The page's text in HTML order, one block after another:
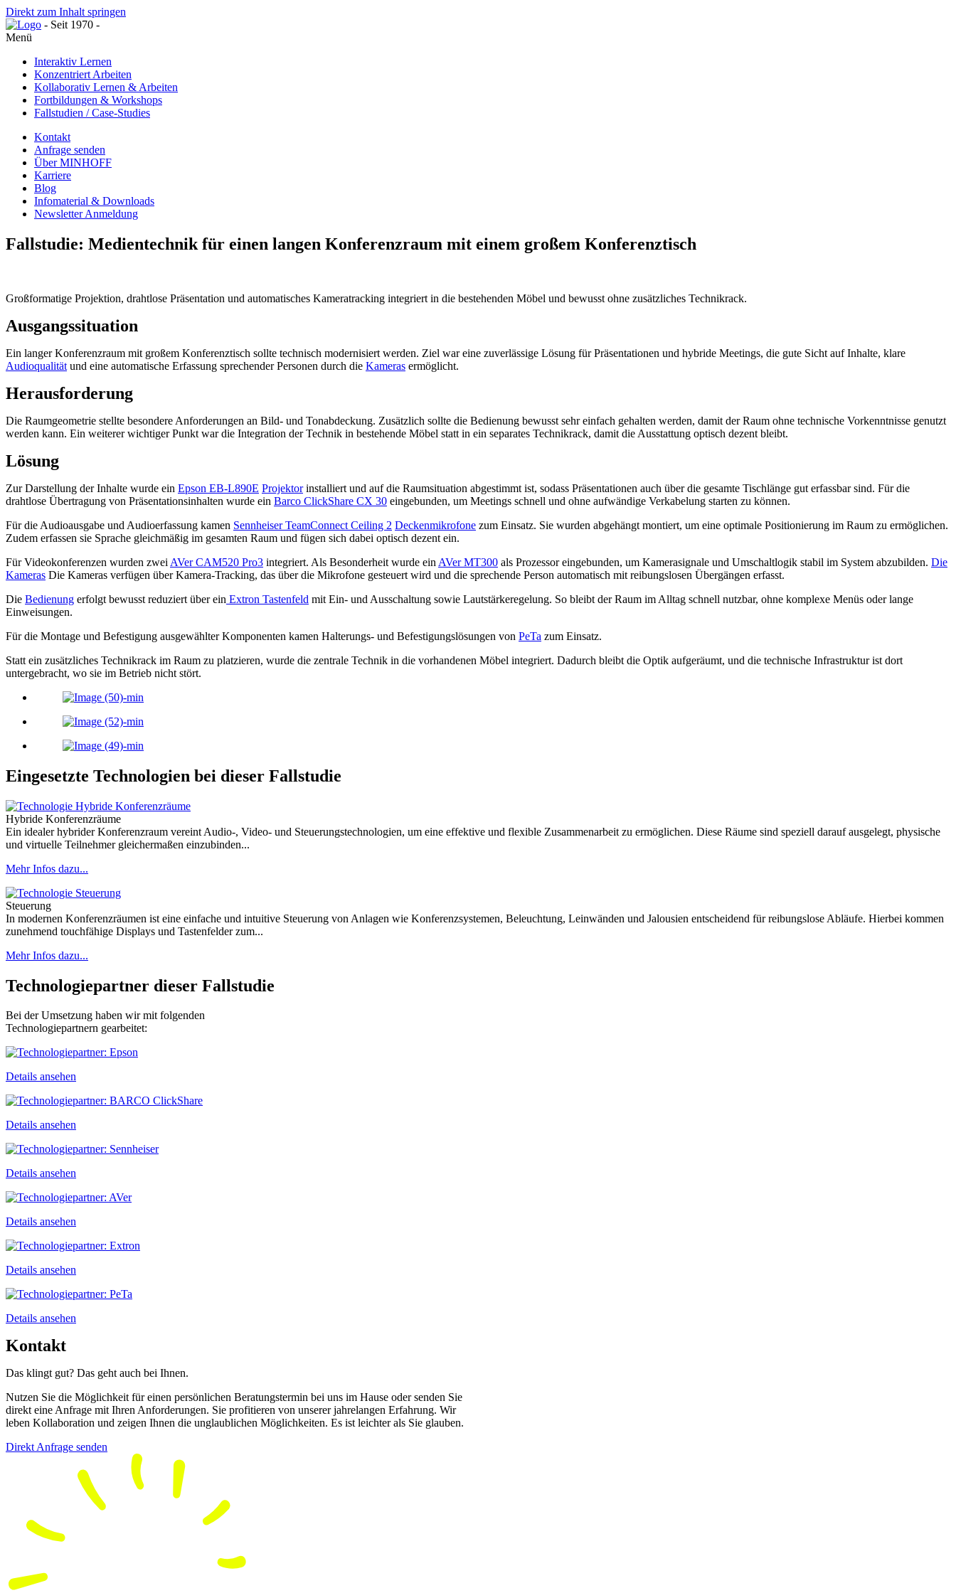
Direkt zum Inhalt springen
- Seit 1970 -
Menü
Interaktiv Lernen
Konzentriert Arbeiten
Kollaborativ Lernen & Arbeiten
Fortbildungen & Workshops
Fallstudien / Case-Studies
Kontakt
Anfrage senden
Über MINHOFF
Karriere
Blog
Infomaterial & Downloads
Newsletter Anmeldung
Fallstudie: Medientechnik für einen langen Konferenzraum mit einem großem Konferenztisch
Großformatige Projektion, drahtlose Präsentation und automatisches Kameratracking integriert in die bestehenden Möbel und bewusst ohne zusätzliches Technikrack.
Ausgangssituation
Ein langer Konferenzraum mit großem Konferenztisch sollte technisch modernisiert werden. Ziel war eine zuverlässige Lösung für Präsentationen und hybride Meetings, die gute Sicht auf Inhalte, klare
Audioqualität und eine automatische Erfassung sprechender Personen durch die Kameras ermöglicht.
Herausforderung
Die Raumgeometrie stellte besondere Anforderungen an Bild- und Tonabdeckung. Zusätzlich sollte die Bedienung bewusst sehr einfach gehalten werden, damit der Raum ohne technische Vorkenntnisse genutzt
werden kann. Ein weiterer wichtiger Punkt war die Integration der Technik in bestehende Möbel statt in ein separates Technikrack, damit die Ausstattung optisch dezent bleibt.
Lösung
Zur Darstellung der Inhalte wurde ein Epson EB-L890E Projektorinstalliert und auf die Raumsituation abgestimmt ist, sodass Präsentationen auch über die gesamte Tischlänge gut erfassbar sind. Für die
drahtlose Übertragung von Präsentationsinhalten wurde ein Barco ClickShare CX 30 eingebunden, um Meetings schnell und ohne aufwändige Verkabelung starten zu können.
Für die Audioausgabe und Audioerfassung kamen Sennheiser TeamConnect Ceiling 2 Deckenmikrofone zum Einsatz. Sie wurden abgehängt montiert, um eine optimale Positionierung im Raum zu ermöglichen.
Zudem erfassen sie Sprache gleichmäßig im gesamten Raum und fügen sich dabei optisch dezent ein.
Für Videokonferenzen wurden zwei AVer CAM520 Pro3 integriert. Als Besonderheit wurde ein AVer MT300 als Prozessor eingebunden, um Kamerasignale und Umschaltlogik stabil im System abzubilden. Die
Kameras Die Kameras verfügen über Kamera-Tracking, das über die Mikrofone gesteuert wird und die sprechende Person automatisch mit reibungslosen Übergängen erfasst.
Die Bedienung erfolgt bewusst reduziert über ein Extron Tastenfeld mit Ein- und Ausschaltung sowie Lautstärkeregelung. So bleibt der Raum im Alltag schnell nutzbar, ohne komplexe Menüs oder lange
Einweisungen.
Für die Montage und Befestigung ausgewählter Komponenten kamen Halterungs- und Befestigungslösungen von PeTa zum Einsatz.
Statt ein zusätzliches Technikrack im Raum zu platzieren, wurde die zentrale Technik in die vorhandenen Möbel integriert. Dadurch bleibt die Optik aufgeräumt, und die technische Infrastruktur ist dort
untergebracht, wo sie im Betrieb nicht stört.
Eingesetzte Technologien bei dieser Fallstudie
Hybride Konferenzräume
Ein idealer hybrider Konferenzraum vereint Audio-, Video- und Steuerungstechnologien, um eine effektive und flexible Zusammenarbeit zu ermöglichen. Diese Räume sind speziell darauf ausgelegt, physische
und virtuelle Teilnehmer gleichermaßen einzubinden...
Mehr Infos dazu...
Steuerung
In modernen Konferenzräumen ist eine einfache und intuitive Steuerung von Anlagen wie Konferenzsystemen, Beleuchtung, Leinwänden und Jalousien entscheidend für reibungslose Abläufe. Hierbei kommen
zunehmend touchfähige Displays und Tastenfelder zum...
Mehr Infos dazu...
Technologie­partner dieser Fallstudie
Bei der Umsetzung haben wir mit folgenden
Technologiepartnern gearbeitet:
Details ansehen
Details ansehen
Details ansehen
Details ansehen
Details ansehen
Details ansehen
Kontakt
Das klingt gut? Das geht auch bei Ihnen.
Nutzen Sie die Möglichkeit für einen persönlichen Beratungstermin bei uns im Hause oder senden Sie
direkt eine Anfrage mit Ihren Anforderungen. Sie profitieren von unserer jahrelangen Erfahrung. Wir
leben Kollaboration und zeigen Ihnen die unglaublichen Möglichkeiten. Es ist leichter als Sie glauben.
Direkt Anfrage senden